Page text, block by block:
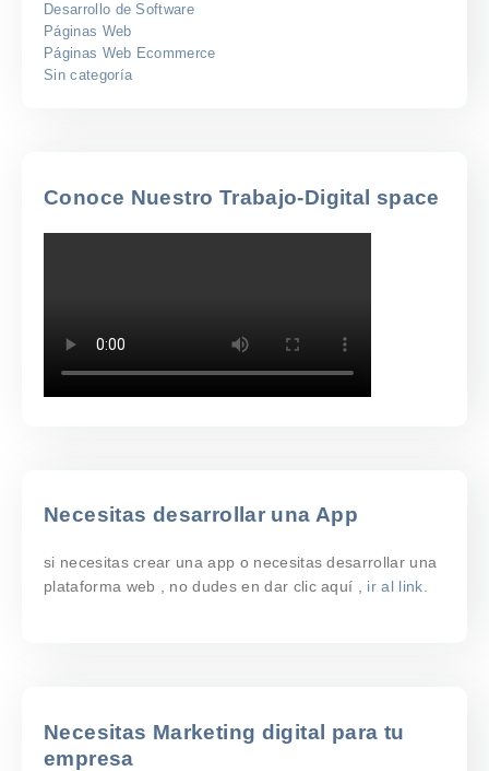
Desarrollo de Software
Páginas Web
Páginas Web Ecommerce
Sin categoría
Conoce Nuestro Trabajo-Digital space
Necesitas desarrollar una App
si necesitas crear una app o necesitas desarrollar una
plataforma web , no dudes en dar clic aquí , ir al link.
Necesitas Marketing digital para tu
empresa